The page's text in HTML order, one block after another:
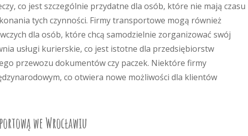
co jest szczególnie przydatne dla osób, które nie mają czasu
tych czynności. Firmy transportowe mogą również
dla osób, które chcą samodzielnie zorganizować swój
usługi kurierskie, co jest istotne dla przedsiębiorstw
przewozu dokumentów czy paczek. Niektóre firmy
co otwiera nowe możliwości dla klientów
we Wrocławiu